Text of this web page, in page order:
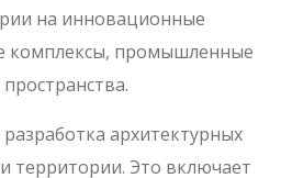
на инновационные
комплексы, промышленные
архитектурных
территории. Это включает